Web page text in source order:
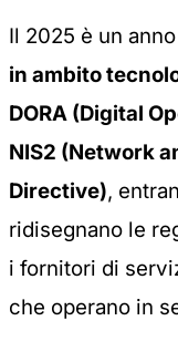
Il 2025 è un
in ambito
DORA (Digital
NIS2 (Network
Directive),
ridisegnano le
i fornitori di
che operano in